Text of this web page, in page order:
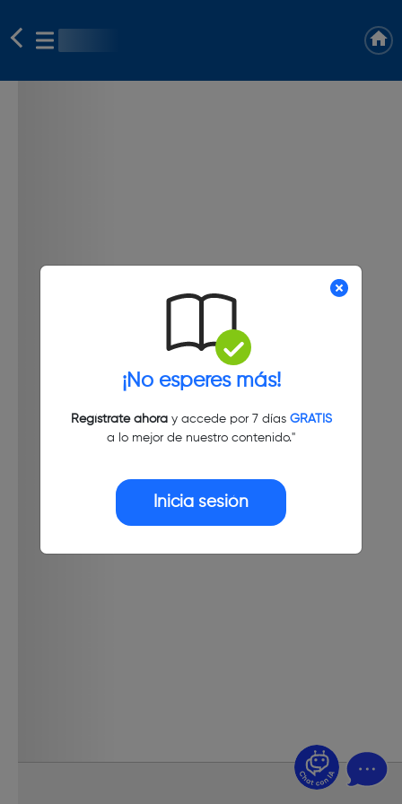
¡No esperes más!
Regístrate ahoray accede por 7 días GRATIS
a lo mejor de nuestro contenido."
Inicia sesión